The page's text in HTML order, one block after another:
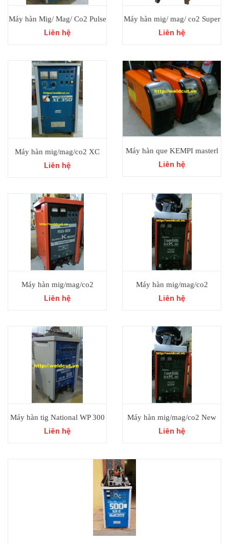
Máy hàn Mig/ Mag/ Co2 Pulse
Auto 350 Nhật đã qua sử
Liên hệ
Máy hàn mig/ mag/ co2 Super
S500 Pana Auto Nhật đã qua
Liên hệ
Máy hàn mig/mag/co2 XC
350 Daihen Nhật bãi.
Liên hệ
Máy hàn que KEMPI masterl
MLS 3500 Châu âu đã qua sử
Liên hệ
Máy hàn mig/mag/co2
National Super K500 Pana
Liên hệ
Máy hàn mig/mag/co2
National K500 Pana Auto
Liên hệ
Máy hàn tig National WP 300
Thyristor-Tig Nhật bãi.
Liên hệ
Máy hàn mig/mag/co2 New
K500 Pana Auto Nhật bãi.
Liên hệ